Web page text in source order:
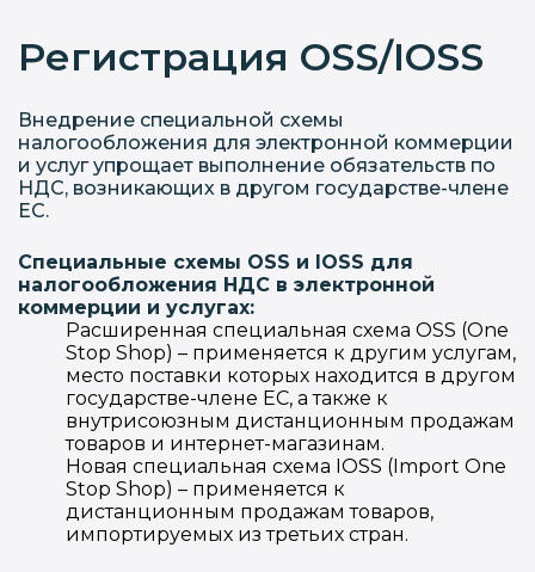
Регистрация OSS/IOSS
Внедрение специальной схемы
налогообложения для электронной коммерции
и услуг упрощает выполнение обязательств по
НДС, возникающих в другом государстве-члене
ЕС.
Специальные схемы OSS и IOSS для
налогообложения НДС в электронной
коммерции и услугах:
Расширенная специальная схема OSS (One
Stop Shop) – применяется к другим услугам,
место поставки которых находится в другом
государстве-члене ЕС, а также к
внутрисоюзным дистанционным продажам
товаров и интернет-магазинам.
Новая специальная схема IOSS (Import One
Stop Shop) – применяется к
дистанционным продажам товаров,
импортируемых из третьих стран.